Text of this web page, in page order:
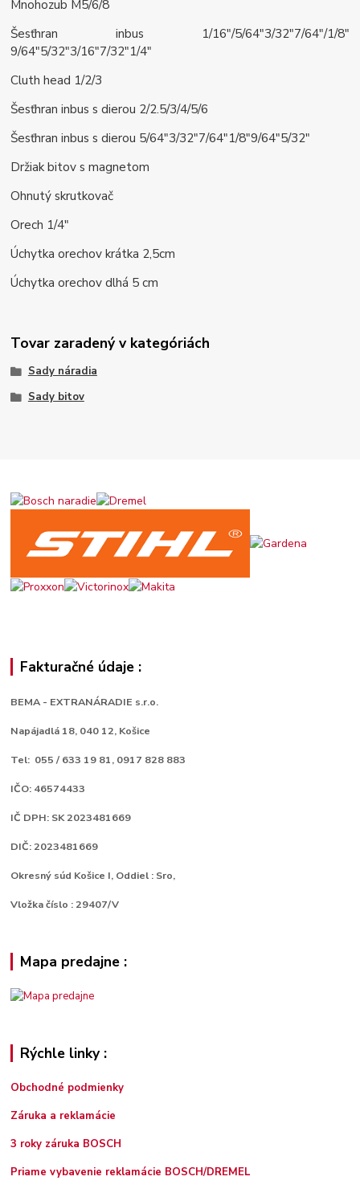
Mnohozub M5/6/8
Šesťhran inbus 1/16"/5/64"3/32"7/64"/1/8"
9/64"5/32"3/16"7/32"1/4"
Cluth head 1/2/3
Šesťhran inbus s dierou 2/2.5/3/4/5/6
Šesťhran inbus s dierou 5/64"3/32"7/64"1/8"9/64"5/32"
Držiak bitov s magnetom
Ohnutý skrutkovač
Orech 1/4"
Úchytka orechov krátka 2,5cm
Úchytka orechov dlhá 5 cm
Tovar zaradený v kategóriách
Sady náradia
Sady bitov
Fakturačné údaje :
BEMA - EXTRANÁRADIE s.r.o.
Napájadlá 18, 040 12, Košice
Tel: 055 / 633 19 81, 0917 828 883
IČO: 46574433
IČ DPH: SK 2023481669
DIČ: 2023481669
Okresný súd Košice I, Oddiel : Sro,
Vložka číslo : 29407/V
Mapa predajne :
Rýchle linky :
Obchodné podmienky
Záruka a reklamácie
3 roky záruka BOSCH
Priame vybavenie reklamácie BOSCH/DREMEL